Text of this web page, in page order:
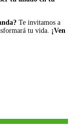
Te invitamos a
tu vida. ¡Ven